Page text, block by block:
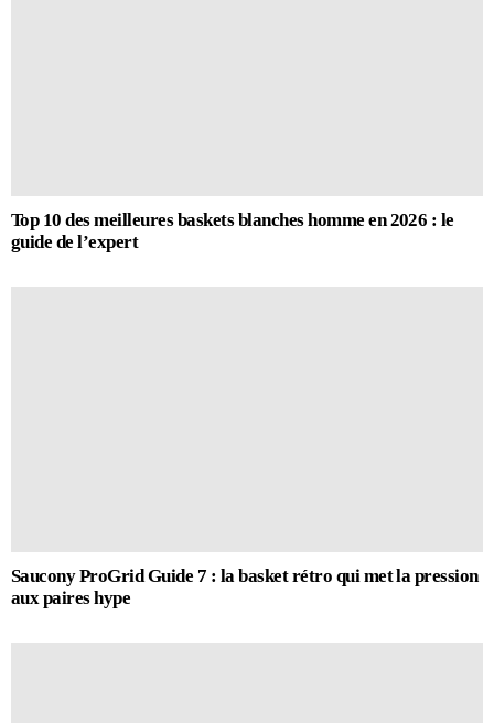
Top 10 des meilleures baskets blanches homme en 2026 : le
guide de l’expert
Saucony ProGrid Guide 7 : la basket rétro qui met la pression
aux paires hype